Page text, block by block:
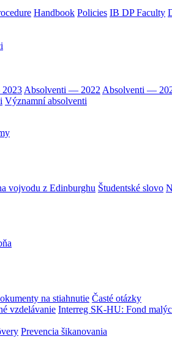
Handbook Policies IB DP Faculty
Absolventi — 2022 Absolventi —
Významní absolventi
vojvodu z Edinburghu Študentské slovo
na stiahnutie Časté otázky
vzdelávanie Interreg SK-HU: Fond
Prevencia šikanovania